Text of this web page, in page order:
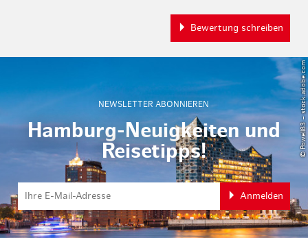
Bewertung schreiben
NEWSLETTER ABONNIEREN
Hamburg-Neuigkeiten und
Reisetipps!
Anmelden
© Powell83 – stock.adobe.com